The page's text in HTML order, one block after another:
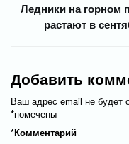
Ледники на горном
растают в
Добавить
Ваш адрес email не будет
помечены
*
Комментарий
*